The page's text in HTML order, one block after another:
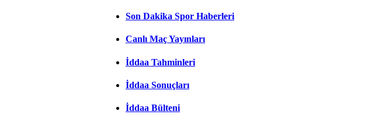
Son Dakika Spor Haberleri
Canlı Maç Yayınları
İddaa Tahminleri
İddaa Sonuçları
İddaa Bülteni